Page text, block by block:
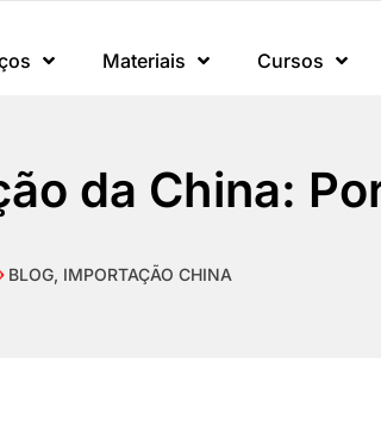
Materiais Cursos
da China:
BLOG, IMPORTAÇÃO CHINA